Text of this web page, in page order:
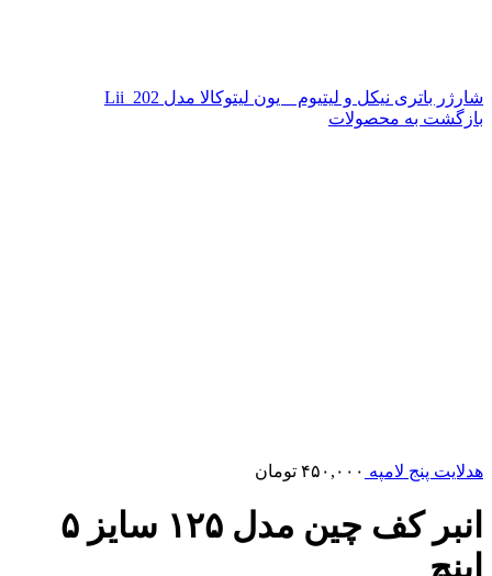
شارژر باتری نیکل و لیتیوم _ یون لیتوکالا مدل Lii_202
بازگشت به محصولات
هدلایت پنج لامپه ۴۵۰,۰۰۰ تومان
انبر کف چین مدل ۱۲۵ سایز ۵
اینچ